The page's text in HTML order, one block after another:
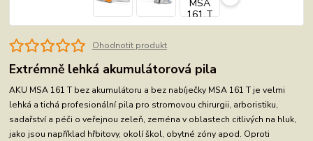
Ohodnotit produkt
Extrémně lehká akumulátorová pila
AKU MSA 161 T bez akumulátoru a bez nabíječky MSA 161 T je velmi
lehká a tichá profesionální pila pro stromovou chirurgii, arboristiku,
sadařství a péči o veřejnou zeleň, zeména v oblastech citlivých na hluk,
jako jsou například hřbitovy, okolí škol, obytné zóny apod. Oproti